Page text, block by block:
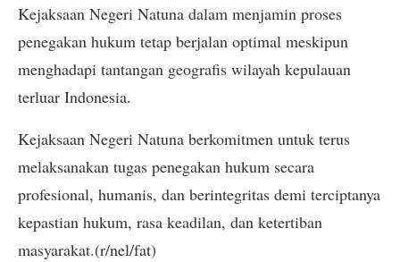
Kejaksaan Negeri Natuna dalam menjamin proses
penegakan hukum tetap berjalan optimal meskipun
menghadapi tantangan geografis wilayah kepulauan
terluar Indonesia.
Kejaksaan Negeri Natuna berkomitmen untuk terus
melaksanakan tugas penegakan hukum secara
profesional, humanis, dan berintegritas demi terciptanya
kepastian hukum, rasa keadilan, dan ketertiban
masyarakat.(r/nel/fat)